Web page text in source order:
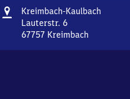
Adresse
Kreimbach-Kaulbach
Lauterstr. 6
67757 Kreimbach